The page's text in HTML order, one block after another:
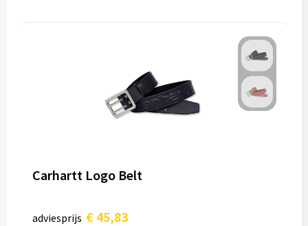
Carhartt Logo Belt
adviesprijs € 45,83